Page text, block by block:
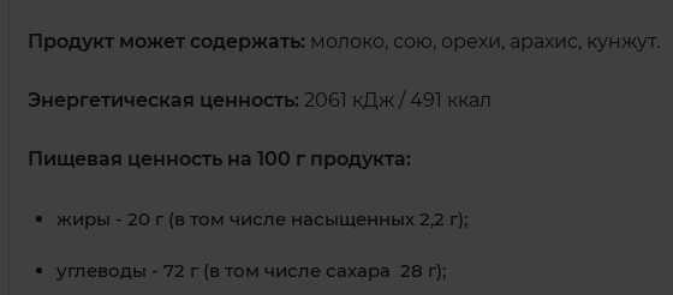
Продукт может содержать: молоко, сою, орехи, арахис, кунжут.
Энергетическая ценность: 2061 кДж / 491 ккал
Пищевая ценность на 100 г продукта:
жиры - 20 г (в том числе насыщенных 2,2 г);
углеводы - 72 г (в том числе сахара 28 г);